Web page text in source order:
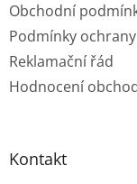
Obchodní
Podmínky
Reklamační řád
Hodnocení
Kontakt